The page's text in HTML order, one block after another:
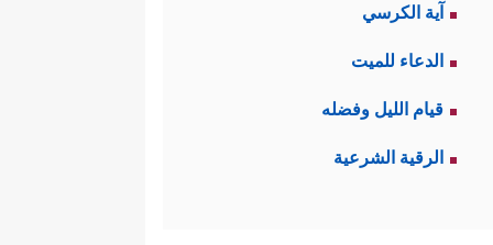
آية الكرسي
الدعاء للميت
قيام الليل وفضله
الرقية الشرعية